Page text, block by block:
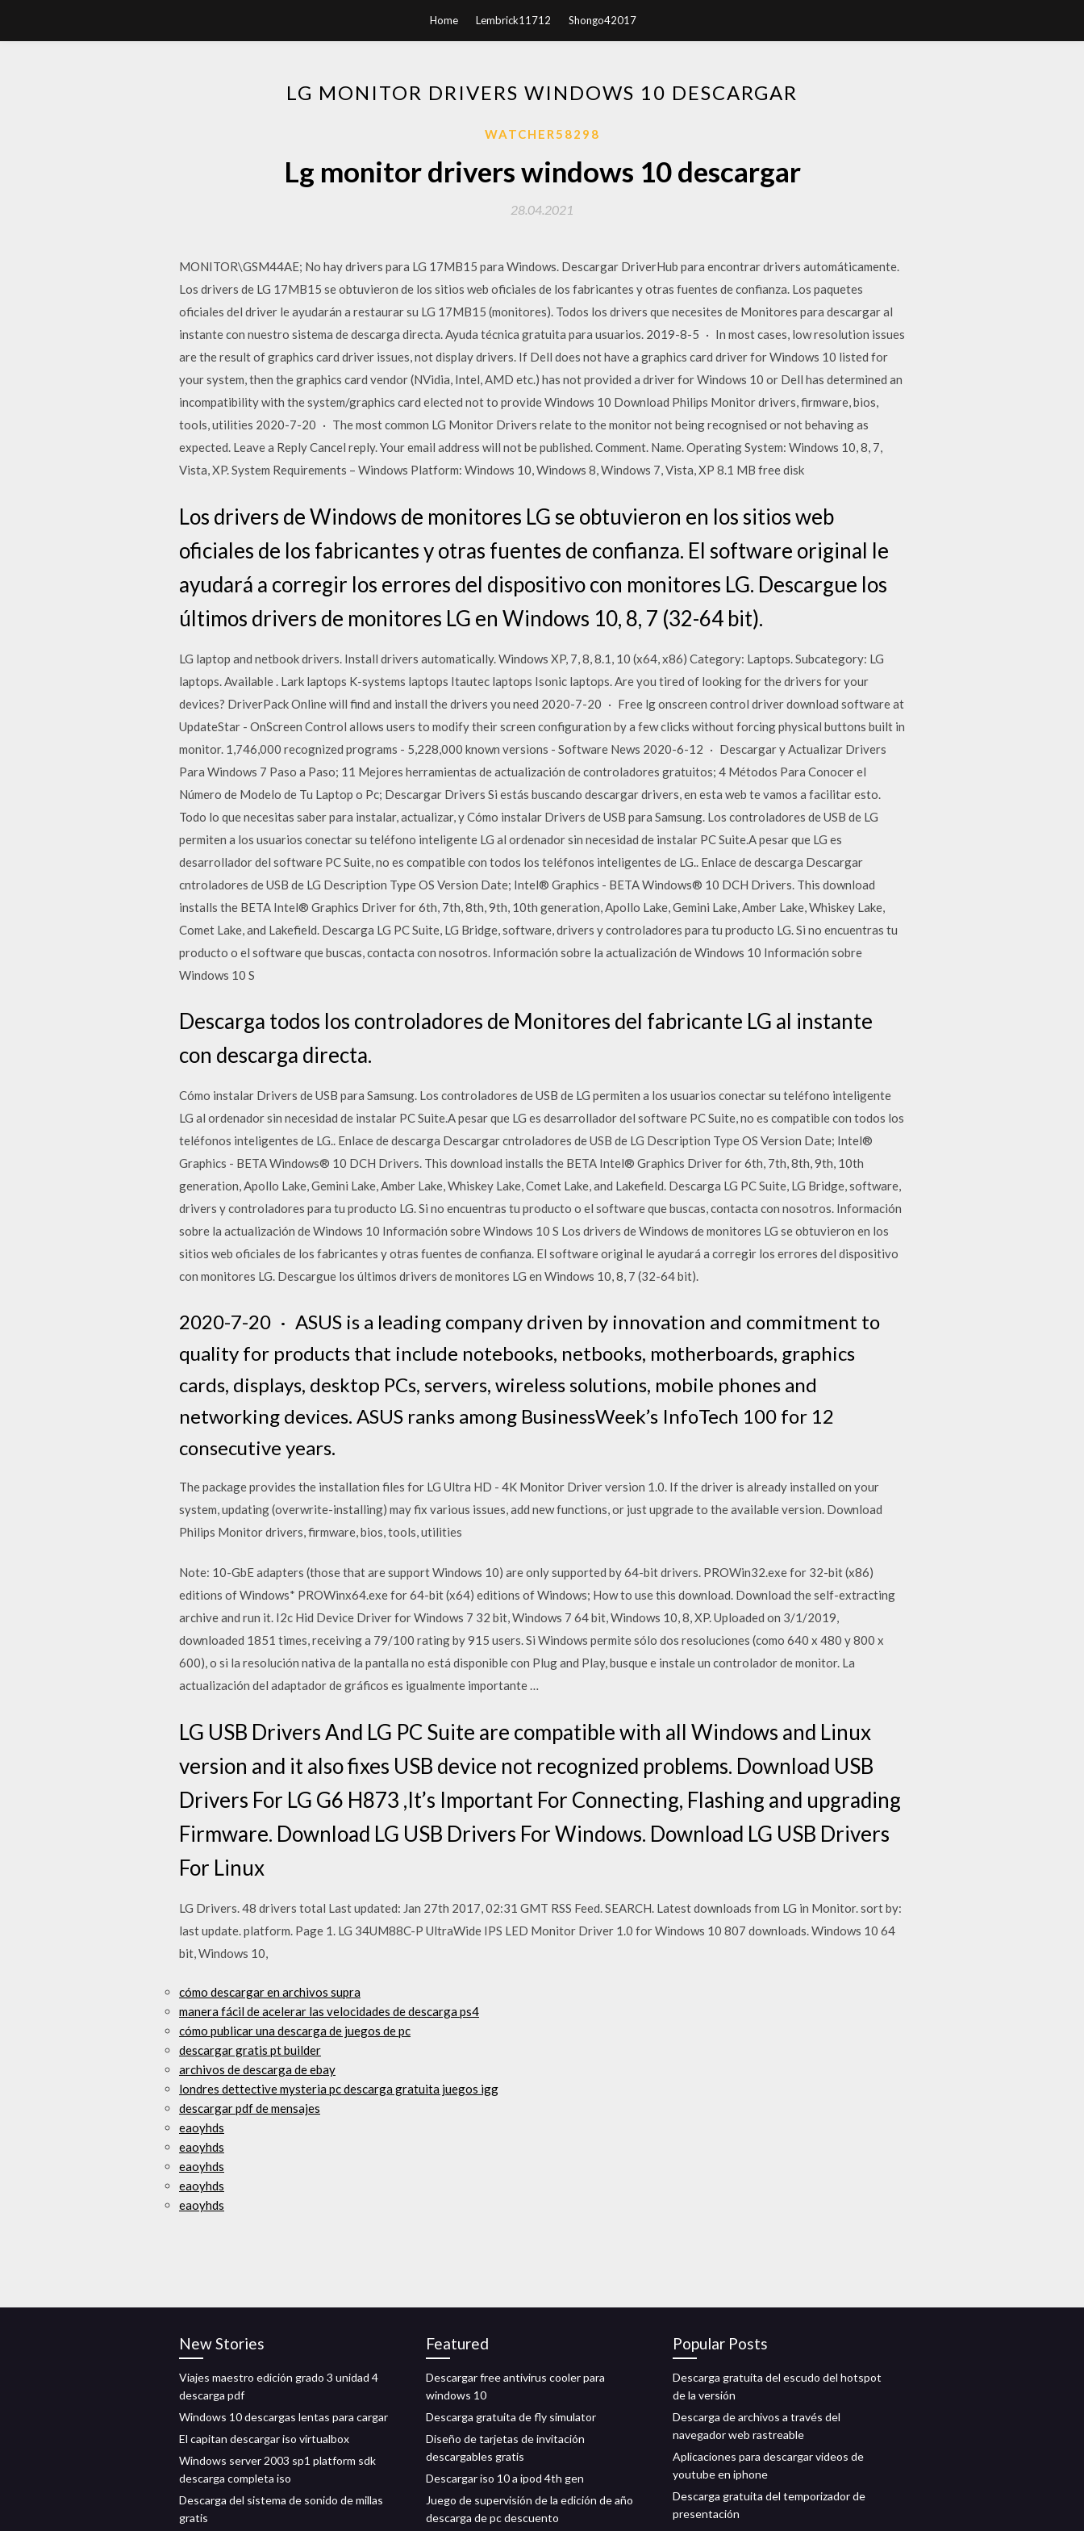
Home Lembrick11712 Shongo42017
LG MONITOR DRIVERS WINDOWS 10 DESCARGAR
WATCHER58298
Lg monitor drivers windows 10 descargar
28.04.2021
MONITOR\GSM44AE; No hay drivers para LG 17MB15 para Windows. Descargar DriverHub para encontrar drivers automáticamente.
Los drivers de LG 17MB15 se obtuvieron de los sitios web oficiales de los fabricantes y otras fuentes de confianza. Los paquetes
oficiales del driver le ayudarán a restaurar su LG 17MB15 (monitores). Todos los drivers que necesites de Monitores para descargar al
instante con nuestro sistema de descarga directa. Ayuda técnica gratuita para usuarios. 2019-8-5 · In most cases, low resolution issues
are the result of graphics card driver issues, not display drivers. If Dell does not have a graphics card driver for Windows 10 listed for
your system, then the graphics card vendor (NVidia, Intel, AMD etc.) has not provided a driver for Windows 10 or Dell has determined an
incompatibility with the system/graphics card elected not to provide Windows 10 Download Philips Monitor drivers, firmware, bios,
tools, utilities 2020-7-20 · The most common LG Monitor Drivers relate to the monitor not being recognised or not behaving as
expected. Leave a Reply Cancel reply. Your email address will not be published. Comment. Name. Operating System: Windows 10, 8, 7,
Vista, XP. System Requirements – Windows Platform: Windows 10, Windows 8, Windows 7, Vista, XP 8.1 MB free disk
Los drivers de Windows de monitores LG se obtuvieron en los sitios web
oficiales de los fabricantes y otras fuentes de confianza. El software original le
ayudará a corregir los errores del dispositivo con monitores LG. Descargue los
últimos drivers de monitores LG en Windows 10, 8, 7 (32-64 bit).
LG laptop and netbook drivers. Install drivers automatically. Windows XP, 7, 8, 8.1, 10 (x64, x86) Category: Laptops. Subcategory: LG
laptops. Available . Lark laptops K-systems laptops Itautec laptops Isonic laptops. Are you tired of looking for the drivers for your
devices? DriverPack Online will find and install the drivers you need 2020-7-20 · Free lg onscreen control driver download software at
UpdateStar - OnScreen Control allows users to modify their screen configuration by a few clicks without forcing physical buttons built in
monitor. 1,746,000 recognized programs - 5,228,000 known versions - Software News 2020-6-12 · Descargar y Actualizar Drivers
Para Windows 7 Paso a Paso; 11 Mejores herramientas de actualización de controladores gratuitos; 4 Métodos Para Conocer el
Número de Modelo de Tu Laptop o Pc; Descargar Drivers Si estás buscando descargar drivers, en esta web te vamos a facilitar esto.
Todo lo que necesitas saber para instalar, actualizar, y Cómo instalar Drivers de USB para Samsung. Los controladores de USB de LG
permiten a los usuarios conectar su teléfono inteligente LG al ordenador sin necesidad de instalar PC Suite.A pesar que LG es
desarrollador del software PC Suite, no es compatible con todos los teléfonos inteligentes de LG.. Enlace de descarga Descargar
cntroladores de USB de LG Description Type OS Version Date; Intel® Graphics - BETA Windows® 10 DCH Drivers. This download
installs the BETA Intel® Graphics Driver for 6th, 7th, 8th, 9th, 10th generation, Apollo Lake, Gemini Lake, Amber Lake, Whiskey Lake,
Comet Lake, and Lakefield. Descarga LG PC Suite, LG Bridge, software, drivers y controladores para tu producto LG. Si no encuentras tu
producto o el software que buscas, contacta con nosotros. Información sobre la actualización de Windows 10 Información sobre
Windows 10 S
Descarga todos los controladores de Monitores del fabricante LG al instante
con descarga directa.
Cómo instalar Drivers de USB para Samsung. Los controladores de USB de LG permiten a los usuarios conectar su teléfono inteligente
LG al ordenador sin necesidad de instalar PC Suite.A pesar que LG es desarrollador del software PC Suite, no es compatible con todos los
teléfonos inteligentes de LG.. Enlace de descarga Descargar cntroladores de USB de LG Description Type OS Version Date; Intel®
Graphics - BETA Windows® 10 DCH Drivers. This download installs the BETA Intel® Graphics Driver for 6th, 7th, 8th, 9th, 10th
generation, Apollo Lake, Gemini Lake, Amber Lake, Whiskey Lake, Comet Lake, and Lakefield. Descarga LG PC Suite, LG Bridge, software,
drivers y controladores para tu producto LG. Si no encuentras tu producto o el software que buscas, contacta con nosotros. Información
sobre la actualización de Windows 10 Información sobre Windows 10 S Los drivers de Windows de monitores LG se obtuvieron en los
sitios web oficiales de los fabricantes y otras fuentes de confianza. El software original le ayudará a corregir los errores del dispositivo
con monitores LG. Descargue los últimos drivers de monitores LG en Windows 10, 8, 7 (32-64 bit).
2020-7-20 · ASUS is a leading company driven by innovation and commitment to
quality for products that include notebooks, netbooks, motherboards, graphics
cards, displays, desktop PCs, servers, wireless solutions, mobile phones and
networking devices. ASUS ranks among BusinessWeek’s InfoTech 100 for 12
consecutive years.
The package provides the installation files for LG Ultra HD - 4K Monitor Driver version 1.0. If the driver is already installed on your
system, updating (overwrite-installing) may fix various issues, add new functions, or just upgrade to the available version. Download
Philips Monitor drivers, firmware, bios, tools, utilities
Note: 10-GbE adapters (those that are support Windows 10) are only supported by 64-bit drivers. PROWin32.exe for 32-bit (x86)
editions of Windows* PROWinx64.exe for 64-bit (x64) editions of Windows; How to use this download. Download the self-extracting
archive and run it. I2c Hid Device Driver for Windows 7 32 bit, Windows 7 64 bit, Windows 10, 8, XP. Uploaded on 3/1/2019,
downloaded 1851 times, receiving a 79/100 rating by 915 users. Si Windows permite sólo dos resoluciones (como 640 x 480 y 800 x
600), o si la resolución nativa de la pantalla no está disponible con Plug and Play, busque e instale un controlador de monitor. La
actualización del adaptador de gráficos es igualmente importante …
LG USB Drivers And LG PC Suite are compatible with all Windows and Linux
version and it also fixes USB device not recognized problems. Download USB
Drivers For LG G6 H873 ,It’s Important For Connecting, Flashing and upgrading
Firmware. Download LG USB Drivers For Windows. Download LG USB Drivers
For Linux
LG Drivers. 48 drivers total Last updated: Jan 27th 2017, 02:31 GMT RSS Feed. SEARCH. Latest downloads from LG in Monitor. sort by:
last update. platform. Page 1. LG 34UM88C-P UltraWide IPS LED Monitor Driver 1.0 for Windows 10 807 downloads. Windows 10 64
bit, Windows 10,
cómo descargar en archivos supra
manera fácil de acelerar las velocidades de descarga ps4
cómo publicar una descarga de juegos de pc
descargar gratis pt builder
archivos de descarga de ebay
londres dettective mysteria pc descarga gratuita juegos igg
descargar pdf de mensajes
eaoyhds
eaoyhds
eaoyhds
eaoyhds
eaoyhds
New Stories
Viajes maestro edición grado 3 unidad 4
descarga pdf
Windows 10 descargas lentas para cargar
El capitan descargar iso virtualbox
Windows server 2003 sp1 platform sdk
descarga completa iso
Descarga del sistema de sonido de millas
gratis
Featured
Descargar free antivirus cooler para
windows 10
Descarga gratuita de fly simulator
Diseño de tarjetas de invitación
descargables gratis
Descargar iso 10 a ipod 4th gen
Juego de supervisión de la edición de año
descarga de pc descuento
Popular Posts
Descarga gratuita del escudo del hotspot
de la versión
Descarga de archivos a través del
navegador web rastreable
Aplicaciones para descargar videos de
youtube en iphone
Descarga gratuita del temporizador de
presentación